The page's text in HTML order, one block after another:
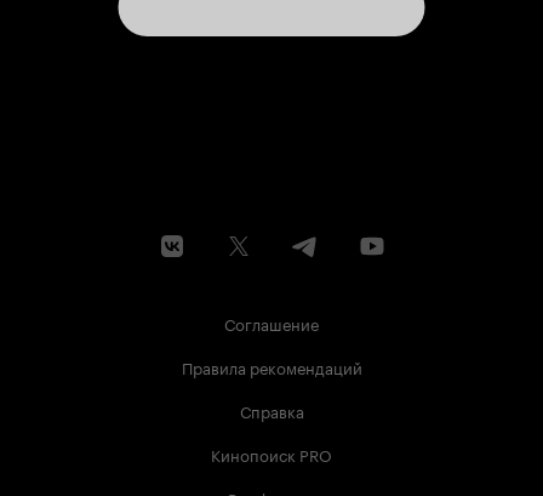
Соглашение
Правила рекомендаций
Справка
Кинопоиск PRO